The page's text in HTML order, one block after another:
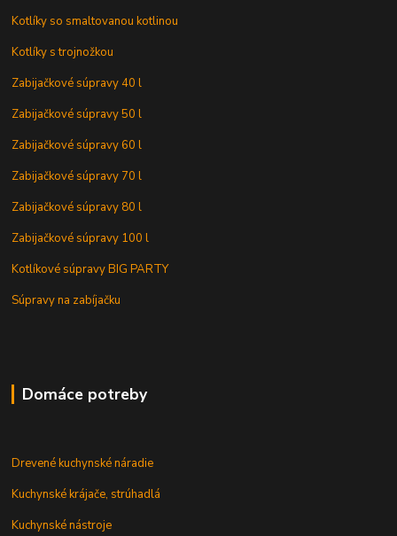
Kotlíky so smaltovanou kotlinou
Kotlíky s trojnožkou
Zabijačkové súpravy 40 l
Zabijačkové súpravy 50 l
Zabijačkové súpravy 60 l
Zabijačkové súpravy 70 l
Zabijačkové súpravy 80 l
Zabijačkové súpravy 100 l
Kotlíkové súpravy BIG PARTY
Súpravy na zabíjačku
Domáce potreby
Drevené kuchynské náradie
Kuchynské krájače, strúhadlá
Kuchynské nástroje